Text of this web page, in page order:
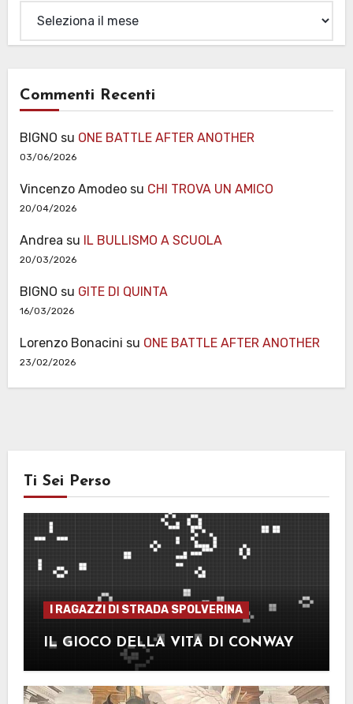
Commenti Recenti
BIGNO su ONE BATTLE AFTER ANOTHER
03/06/2026
Vincenzo Amodeosu CHI TROVA UN AMICO
20/04/2026
Andrea su IL BULLISMO A SCUOLA
20/03/2026
BIGNO su GITE DI QUINTA
16/03/2026
Lorenzo Bonacini su ONE BATTLE AFTER ANOTHER
23/02/2026
Ti Sei Perso
I RAGAZZI DI STRADA SPOLVERINA
IL GIOCO DELLA VITA DI CONWAY